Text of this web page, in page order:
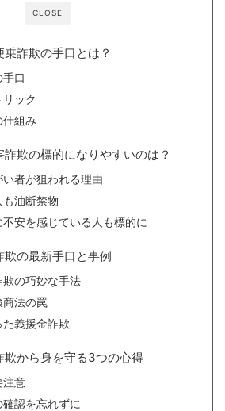
CLOSE
乗詐欺の手口とは？
口
リック
仕組み
詐欺の標的になりやすいのは？
者が狙われる理由
油断禁物
安を感じている人も標的に
欺の最新手口と事例
欺の巧妙な手法
商法の罠
義援金詐欺
欺から身を守る3つの心得
注意
認を忘れずに